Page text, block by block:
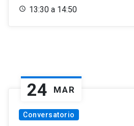
13:30 a 14:50
24 MAR
Conversatorio